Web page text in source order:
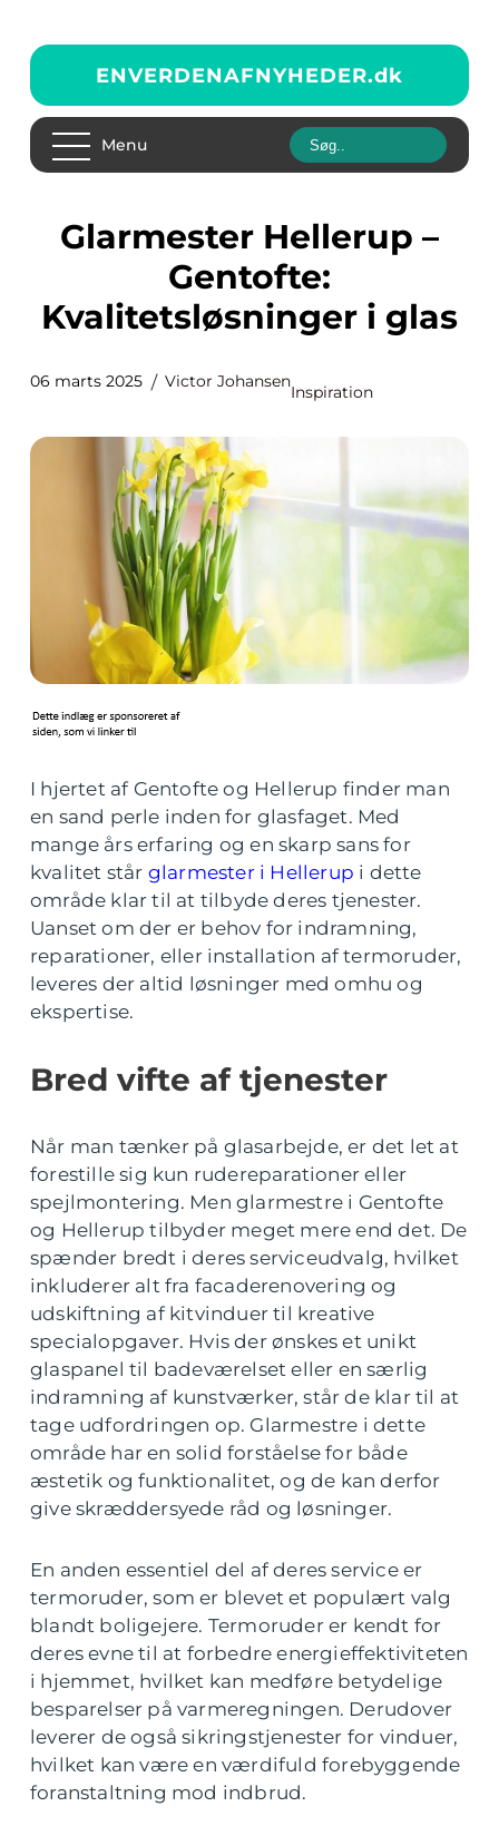
ENVERDENAFNYHEDER.dk
Menu
Glarmester Hellerup –
Gentofte:
Kvalitetsløsninger i glas
06 marts 2025 Victor Johansen
Inspiration
I hjertet af Gentofte og Hellerup finder man
en sand perle inden for glasfaget. Med
mange års erfaring og en skarp sans for
kvalitet står glarmester i Hellerup i dette
område klar til at tilbyde deres tjenester.
Uanset om der er behov for indramning,
reparationer, eller installation af termoruder,
leveres der altid løsninger med omhu og
ekspertise.
Bred vifte af tjenester
Når man tænker på glasarbejde, er det let at
forestille sig kun rudereparationer eller
spejlmontering. Men glarmestre i Gentofte
og Hellerup tilbyder meget mere end det. De
spænder bredt i deres serviceudvalg, hvilket
inkluderer alt fra facaderenovering og
udskiftning af kitvinduer til kreative
specialopgaver. Hvis der ønskes et unikt
glaspanel til badeværelset eller en særlig
indramning af kunstværker, står de klar til at
tage udfordringen op. Glarmestre i dette
område har en solid forståelse for både
æstetik og funktionalitet, og de kan derfor
give skræddersyede råd og løsninger.
En anden essentiel del af deres service er
termoruder, som er blevet et populært valg
blandt boligejere. Termoruder er kendt for
deres evne til at forbedre energieffektiviteten
i hjemmet, hvilket kan medføre betydelige
besparelser på varmeregningen. Derudover
leverer de også sikringstjenester for vinduer,
hvilket kan være en værdifuld forebyggende
foranstaltning mod indbrud.